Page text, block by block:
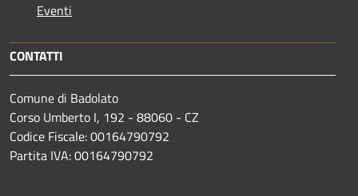
Eventi
CONTATTI
Comune di Badolato
Corso Umberto I, 192 - 88060 - CZ
Codice Fiscale: 00164790792
Partita IVA: 00164790792